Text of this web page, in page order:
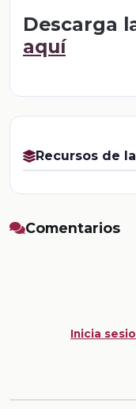
Descarga
aquí
Recursos de
Comentarios
Inicia